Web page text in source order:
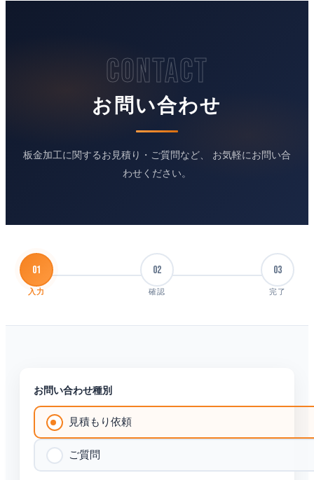
CONTACT
お問い合わせ
板金加工に関するお見積り・ご質問など、
お気軽にお問い合
わせください。
01
入力
02
確認
03
完了
お問い合わせ種別
見積もり依頼
ご質問